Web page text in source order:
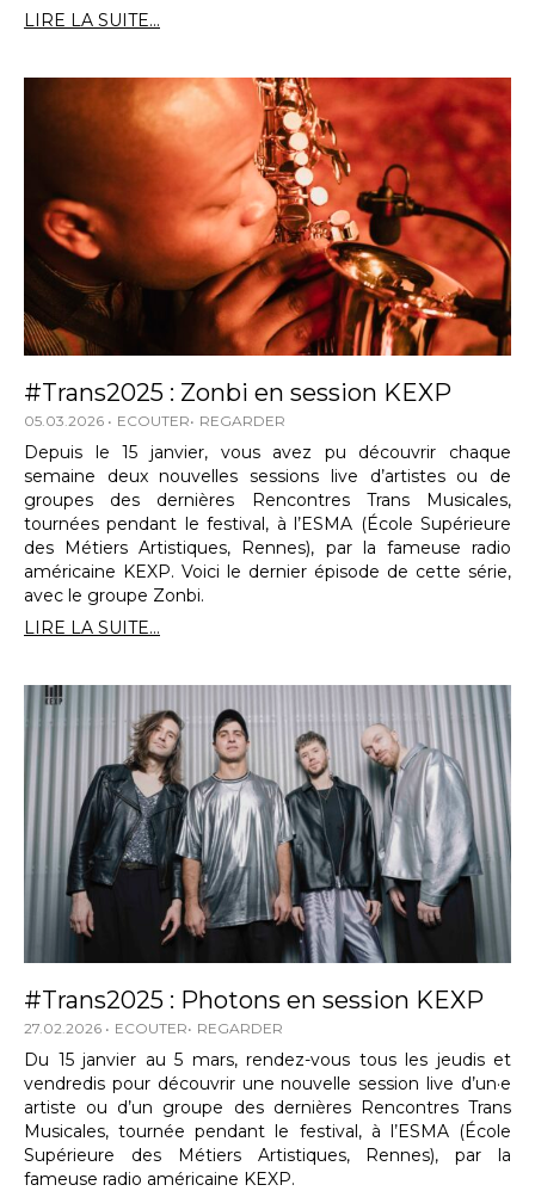
LIRE LA SUITE...
#Trans2025 : Zonbi en session KEXP
05.03.2026 ECOUTER REGARDER
Depuis le 15 janvier, vous avez pu découvrir chaque
semaine deux nouvelles sessions live d’artistes ou de
groupes des dernières Rencontres Trans Musicales,
tournées pendant le festival, à l’ESMA (École Supérieure
des Métiers Artistiques, Rennes), par la fameuse radio
américaine KEXP. Voici le dernier épisode de cette série,
avec le groupe Zonbi.
LIRE LA SUITE...
#Trans2025 : Photons en session KEXP
27.02.2026 ECOUTER REGARDER
Du 15 janvier au 5 mars, rendez-vous tous les jeudis et
vendredis pour découvrir une nouvelle session live d’un·e
artiste ou d’un groupe des dernières Rencontres Trans
Musicales, tournée pendant le festival, à l’ESMA (École
Supérieure des Métiers Artistiques, Rennes), par la
fameuse radio américaine KEXP.